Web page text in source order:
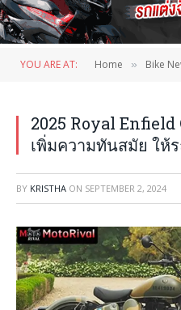
YOU ARE AT: Home » Bike
2025 Royal Enfield
เพิ่มความทันสมัย ให้
BY KRISTHA ON SEPTEMBER 2, 2024